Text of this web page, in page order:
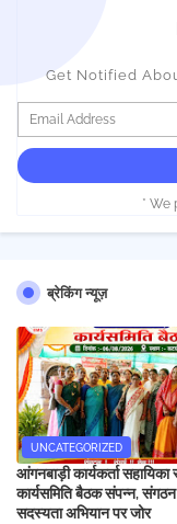
Get Notified
* We
ब्रेकिंग न्यूज़
UNCATEGORIZED
आंगनबाड़ी कार्यकर्ता
कार्यसमिति बैठक संपन्न,
सदस्यता अभियान पर जोर